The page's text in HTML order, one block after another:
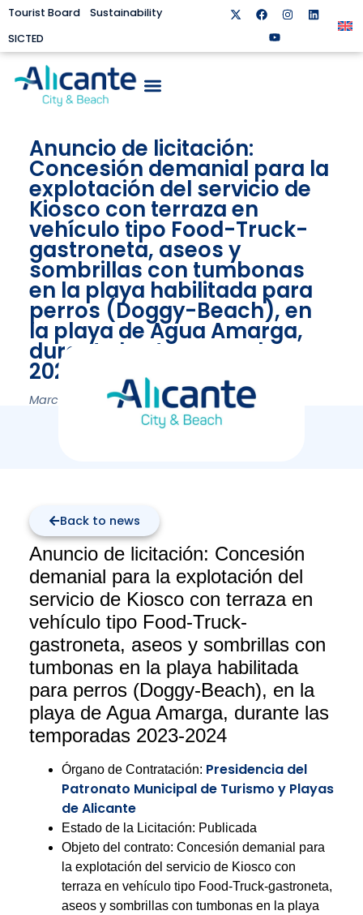
Tourist Board
Sustainability
SICTED
Anuncio de licitación:
Concesión demanial para la
explotación del servicio de
Kiosco con terraza en
vehículo tipo Food-Truck-
gastroneta, aseos y
sombrillas con tumbonas
en la playa habilitada para
perros (Doggy-Beach), en
la playa de Agua Amarga,
durante las temporadas
2023-2024
March 6, 2023
Back to news
Anuncio de licitación: Concesión
demanial para la explotación del
servicio de Kiosco con terraza en
vehículo tipo Food-Truck-
gastroneta, aseos y sombrillas con
tumbonas en la playa habilitada
para perros (Doggy-Beach), en la
playa de Agua Amarga, durante las
temporadas 2023-2024
Órgano de Contratación: Presidencia del
Patronato Municipal de Turismo y Playas
de Alicante
Estado de la Licitación: Publicada
Objeto del contrato: Concesión demanial para
la explotación del servicio de Kiosco con
terraza en vehículo tipo Food-Truck-gastroneta,
aseos y sombrillas con tumbonas en la playa